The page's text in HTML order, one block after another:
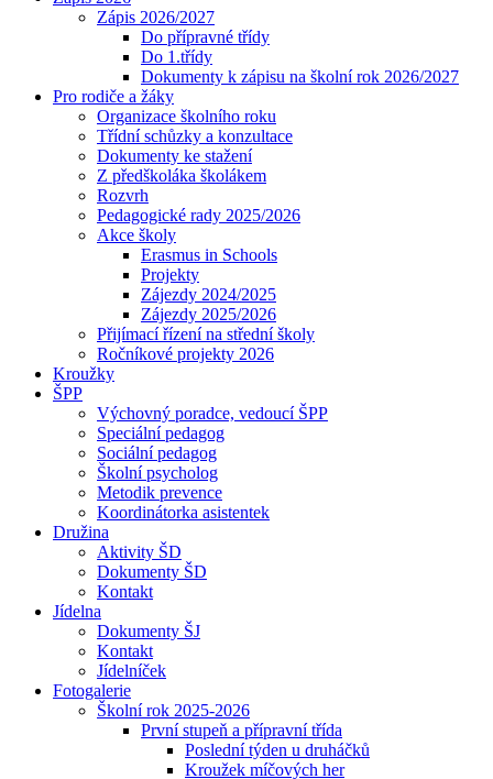
Zápis 2026/2027
Do přípravné třídy
Do 1.třídy
Dokumenty k zápisu na školní rok 2026/2027
Pro rodiče a žáky
Organizace školního roku
Třídní schůzky a konzultace
Dokumenty ke stažení
Z předškoláka školákem
Rozvrh
Pedagogické rady 2025/2026
Akce školy
Erasmus in Schools
Projekty
Zájezdy 2024/2025
Zájezdy 2025/2026
Přijímací řízení na střední školy
Ročníkové projekty 2026
Kroužky
ŠPP
Výchovný poradce, vedoucí ŠPP
Speciální pedagog
Sociální pedagog
Školní psycholog
Metodik prevence
Koordinátorka asistentek
Družina
Aktivity ŠD
Dokumenty ŠD
Kontakt
Jídelna
Dokumenty ŠJ
Kontakt
Jídelníček
Fotogalerie
Školní rok 2025-2026
První stupeň a přípravní třída
Poslední týden u druháčků
Kroužek míčových her